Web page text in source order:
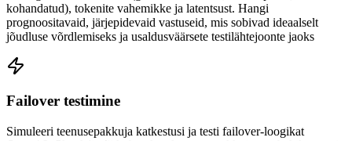
kohandatud), tokenite vahemikke ja latentsust. Hangi
prognoositavaid, järjepidevaid vastuseid, mis sobivad ideaalselt
jõudluse võrdlemiseks ja usaldusväärsete testilähtejoonte jaoks
Failover testimine
Simuleeri teenusepakkuja katkestusi ja testi failover-loogikat